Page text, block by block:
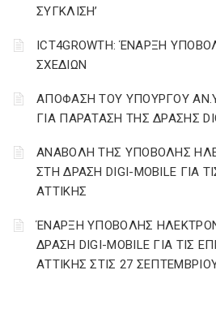
ΣΥΓΚΛΙΣΗ’
ICT4GROWTH: ΈΝΑΡΞΗ
ΣΧΕΔΙΩΝ
ΑΠΟΦΑΣΗ ΤΟΥ ΥΠΟΥΡΓΟΥ
ΓΙΑ ΠΑΡΑΤΑΣΗ ΤΗΣ ΔΡΑΣΗΣ
ΑΝΑΒΟΛΗ ΤΗΣ ΥΠΟΒΟΛΗΣ
ΣΤΗ ΔΡΑΣΗ DIGI-MOBILE ΓΙΑ
ΑΤΤΙΚΗΣ
ΈΝΑΡΞΗ ΥΠΟΒΟΛΗΣ
ΔΡΑΣΗ DIGI-MOBILE ΓΙΑ ΤΙΣ
ΑΤΤΙΚΗΣ ΣΤΙΣ 27